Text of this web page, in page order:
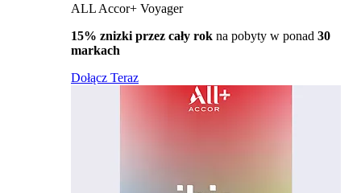
ALL Accor+ Voyager
15% znizki przez cały rok na pobyty w ponad 30
markach
Dołącz Teraz